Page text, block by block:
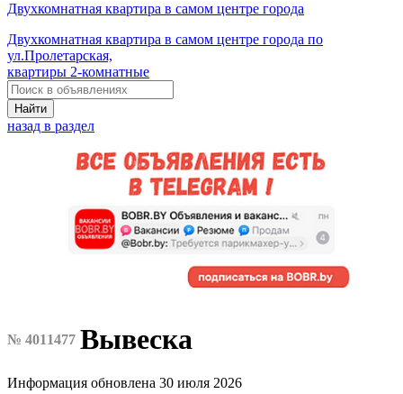
Двухкомнатная квартира в самом центре города
Двухкомнатная квартира в самом центре города по
ул.Пролетарская,
квартиры 2-комнатные
Найти
назад в раздел
№ 4011477 Вывеска
Информация обновлена 30 июля 2026